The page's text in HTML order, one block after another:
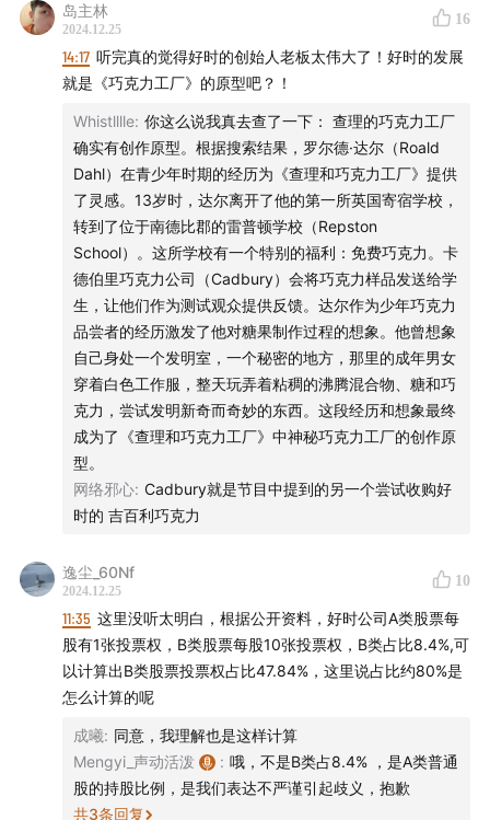
成为会员：如果你在节目中有所收获，认可好内容的价
值，欢迎付费 365 元成为会员，你可以免费收听声动活泼
付费内容，同时每周获得一封节目外的观察手记。
「用声音碰撞世界」，声动活泼致力于为人们提供源源不
断的思考养料。
我们还有这些播客： 声东击西、 What's Next｜科技早
、商业WHY酱、跳进兔子洞&跳进兔子洞第三季
（全新发布）、吃喝玩乐了不起 、不止金钱、泡腾
、反潮流俱乐部
如果你喜欢我们的节目，欢迎打赏支持，或把我们的节
目推荐给朋友
岛主林
2024.12.25
16
14:17 听完真的觉得好时的创始人老板太伟大了！好时的发展
就是《巧克力工厂》的原型吧？！
Whistlllle: 你这么说我真去查了一下： 查理的巧克力工厂
确实有创作原型。根据搜索结果，罗尔德·达尔（Roald
Dahl）在青少年时期的经历为《查理和巧克力工厂》提供
了灵感。13岁时，达尔离开了他的第一所英国寄宿学校，
转到了位于南德比郡的雷普顿学校（Repston
School）。这所学校有一个特别的福利：免费巧克力。卡
德伯里巧克力公司（Cadbury）会将巧克力样品发送给学
生，让他们作为测试观众提供反馈。达尔作为少年巧克力
品尝者的经历激发了他对糖果制作过程的想象。他曾想象
自己身处一个发明室，一个秘密的地方，那里的成年男女
穿着白色工作服，整天玩弄着粘稠的沸腾混合物、糖和巧
克力，尝试发明新奇而奇妙的东西。这段经历和想象最终
成为了《查理和巧克力工厂》中神秘巧克力工厂的创作原
型。
网络邪心: Cadbury就是节目中提到的另一个尝试收购好
时的 吉百利巧克力
逸尘_60Nf
2024.12.25
10
11:35 这里没听太明白，根据公开资料，好时公司A类股票每
股有1张投票权，B类股票每股10张投票权，B类占比8.4%,可
以计算出B类股票投票权占比47.84%，这里说占比约80%是
怎么计算的呢
成曦: 同意，我理解也是这样计算
Mengyi_声动活泼
: 哦，不是B类占8.4% ，是A类普通
股的持股比例，是我们表达不严谨引起歧义，抱歉
共3条回复